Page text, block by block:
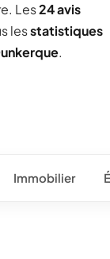
Les24 avis
lesstatistiques
.
Immobilier